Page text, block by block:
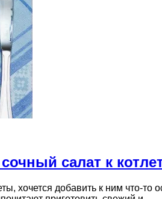
салат к
хочется добавить к ним что-